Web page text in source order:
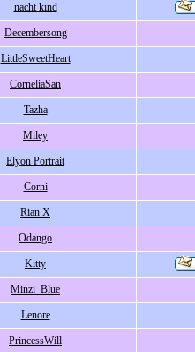
nacht kind
Decembersong
LittleSweetHeart
CorneliaSan
Tazha
Miley
Elyon Portrait
Corni
Rian X
Odango
Kitty
Minzi_Blue
Lenore
PrincessWill